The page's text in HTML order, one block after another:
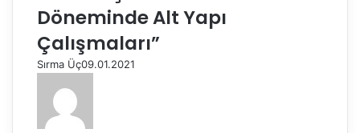
Döneminde Alt Yapı
Çalışmaları”
Sırma Üç09.01.2021